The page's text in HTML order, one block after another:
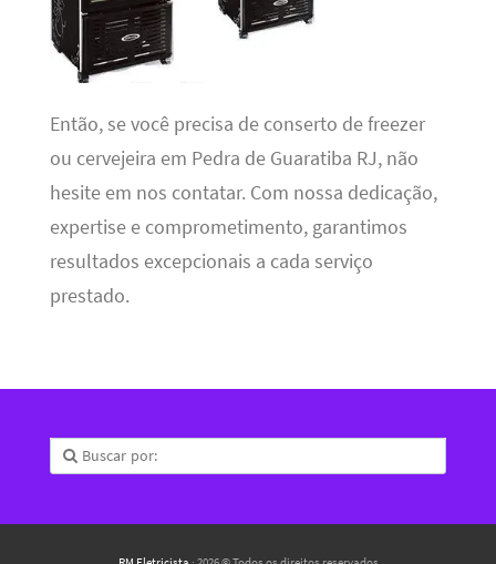
Então, se você precisa de conserto de freezer
ou cervejeira em Pedra de Guaratiba RJ, não
hesite em nos contatar. Com nossa dedicação,
expertise e comprometimento, garantimos
resultados excepcionais a cada serviço
prestado.